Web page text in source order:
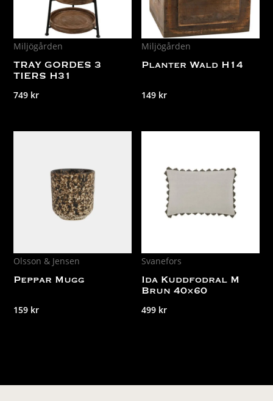
Miljögården
TRAY GORDES 3
TIERS H31
749 kr
Miljögården
Planter Wald H14
149 kr
Olsson & Jensen
Peppar Mugg
159 kr
Svanefors
Ida Kuddfodral M
Brun 40×60
499 kr